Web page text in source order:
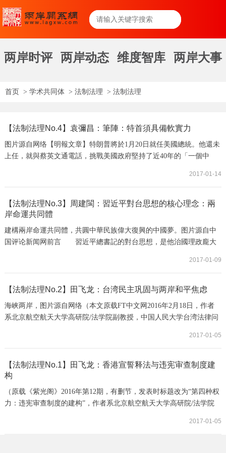
两岸时评 两岸动态 维度智库 两岸大事
首页 > 学术共同体 > 法制法理 > 法制法理
【法制法理No.4】袁彌昌：筆陣：特首須具備軟實力
图片源自网络【明報文章】特朗普將於1月20日就任美國總統。他還未
上任，就與蔡英文通電話，挑戰美國政府堅持了近40年的「一個中
基本上贊同，可是亦有人以特朗普的舉動借題發揮，認為中央對香港
的態度和治港方針也應一併轉為強硬，這一點筆...
2017-01-14
【法制法理No.3】周建閩：習近平對台思想的核心理念：兩
岸命運共同體
建構兩岸命運共同體，共圓中華民族偉大復興的中國夢。图片源自中
国评论新闻网前言 習近平總書記的對台思想，是他治國理政龐大
張”，其他的概念和政策主張都是圍繞著這個核心理念而展開和延伸出
來的論述。因此，在總結、分析和討論習近平...
2017-01-09
【法制法理No.2】田飞龙：台湾民主巩固与两岸和平焦虑
海峡两岸，图片源自网络（本文原载FT中文网2016年2月18日，作者
系北京航空航天大学高研院/法学院副教授，中国人民大学台湾法律问
的立法院选举，国民党在台湾的政治基本盘与权力基础遭遇结构性解
体，已丧失相对均衡的体制内外政党制...
2017-01-05
【法制法理No.1】田飞龙：香港宣誓释法与违宪审查制度建
构
（原载《紫光阁》2016年第12期，有删节，发表时标题改为“第四种权
力：违宪审查制度的建构”，作者系北京航空航天大学高研院/法学院
2017-01-05